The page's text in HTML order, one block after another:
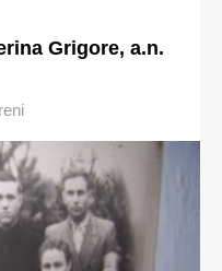
Grigore, a.n.